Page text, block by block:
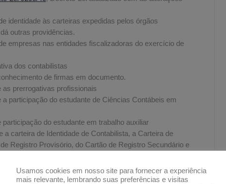
identidade às carteiras expedidas pelos órgãos
outras providências.
empresas nas entidades fiscalizadoras do exercício de
dos contabilistas
de firmas em documento.
as prerrogativas profissionais
a participação do estudante de Ciências Contábeis em
participação do estudante em trabalho auxiliar
a carteira de Identidade de Contabilista, a Carteira de
Registro Provisório, do Cartão de Registro Secundário e
a concessão de isenção do pagamento de anuidade ao
anos.
Usamos cookies em nosso site para fornecer a experiência
mais relevante, lembrando suas preferências e visitas